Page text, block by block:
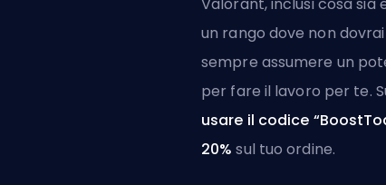
Valorant, inclusi cosa sia
un rango dove non
sempre assumere un
per fare il lavoro per te.
usare il codice
20% sul tuo ordine.